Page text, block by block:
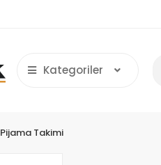
Kategoriler
Pijama Takimi